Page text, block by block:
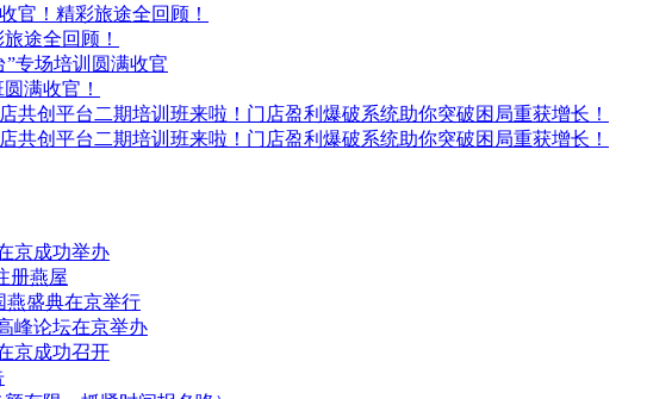
官！精彩旅途全回顾！
途全回顾！
专场培训圆满收官
满收官！
共创平台二期培训班来啦！门店盈利爆破系统助你突破困局重获增长！
共创平台二期培训班来啦！门店盈利爆破系统助你突破困局重获增长！
京成功举办
册燕屋
燕盛典在京举行
峰论坛在京举办
京成功召开